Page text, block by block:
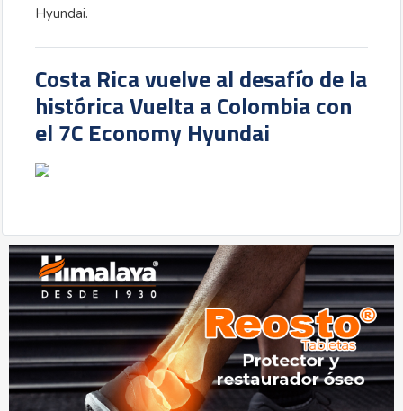
Hyundai.
Costa Rica vuelve al desafío de la
histórica Vuelta a Colombia con
el 7C Economy Hyundai